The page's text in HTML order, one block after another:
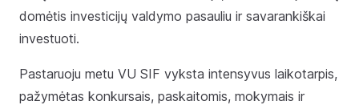
domėtis investicijų valdymo pasauliu ir savarankiškai
investuoti.
Pastaruoju metu VU SIF vyksta intensyvus laikotarpis,
pažymėtas konkursais, paskaitomis, mokymais ir